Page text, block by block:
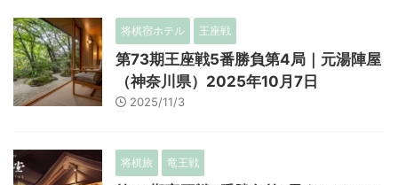
将棋宿ホテル 王座戦
第73期王座戦5番勝負第4局｜元湯陣屋
（神奈川県）2025年10月7日
2025/11/3
将棋旅 竜王戦